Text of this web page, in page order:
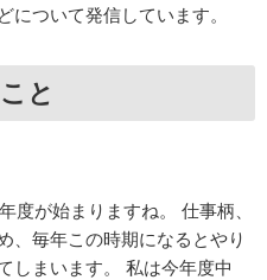
について発信しています。
と
度が始まりますね。 仕事柄、
、毎年この時期になるとやり
しまいます。 私は今年度中